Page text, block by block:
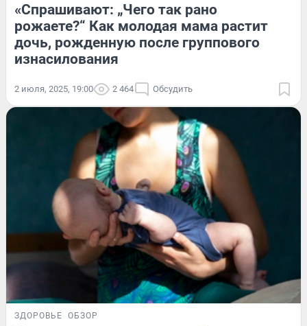
«Спрашивают: „Чего так рано
рожаете?“ Как молодая мама растит
дочь, рожденную после группового
изнасилования
2 июля, 2025, 19:00 2 464 Обсудить
ЗДОРОВЬЕ ОБЗОР